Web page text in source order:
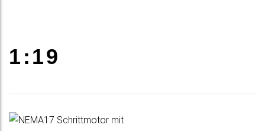
1:19